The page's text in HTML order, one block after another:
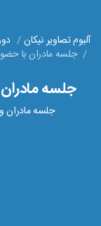
آلبوم تصاویر نیکان
جلسه مادران با حضور
جلسه مادران با
جلسه مادران و